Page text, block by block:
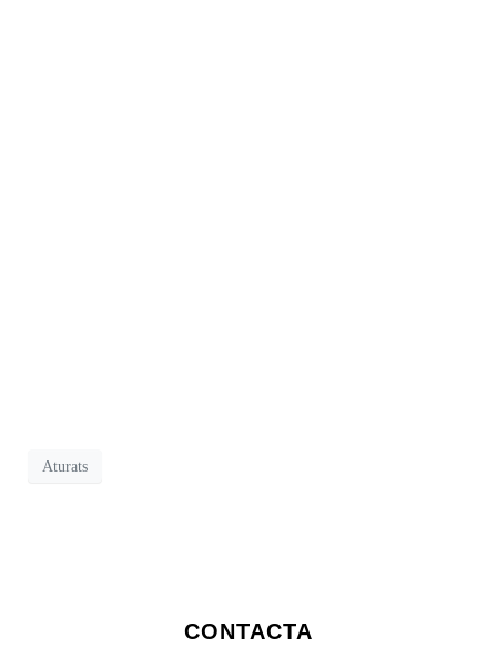
Aturats
CONTACTA